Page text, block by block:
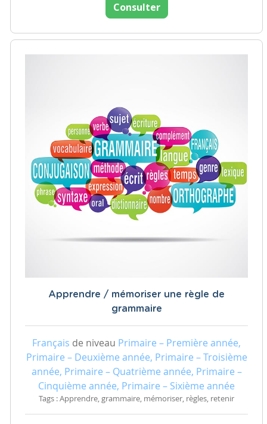
Consulter
Apprendre / mémoriser une règle de
grammaire
Français de niveau Primaire – Première année,
Primaire – Deuxième année, Primaire – Troisième
année, Primaire – Quatrième année, Primaire –
Cinquième année, Primaire – Sixième année
Tags : Apprendre, grammaire, mémoriser, règles, retenir